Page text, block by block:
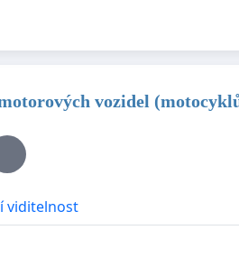
vozidel
viditelnost